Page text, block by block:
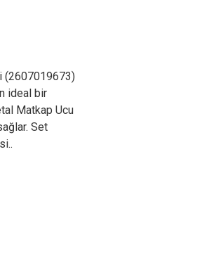
(2607019673)
ideal bir
Matkap Ucu
Set